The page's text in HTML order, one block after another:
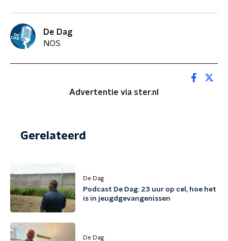
De Dag
NOS
Advertentie via ster.nl
Gerelateerd
De Dag
Podcast De Dag: 23 uur op cel, hoe het
is in jeugdgevangenissen
De Dag